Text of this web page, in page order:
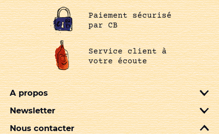
Paiement sécurisé
par CB
Service client à
votre écoute
A propos
Newsletter
Nous contacter